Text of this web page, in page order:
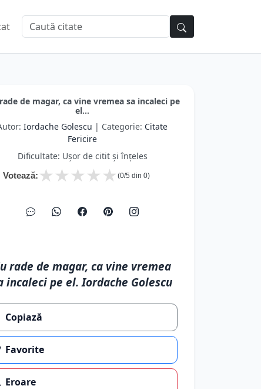
de magar, ca vine vremea sa incaleci pe
el...
Iordache Golescu | Categorie: Citate
Fericire
Dificultate: Ușor de citit și înțeles
Votează: ★
★
★
★
★ (0/5 din 0)
rade de magar, ca vine vremea
incaleci pe el. Iordache Golescu
Copiază
Favorite
Eroare